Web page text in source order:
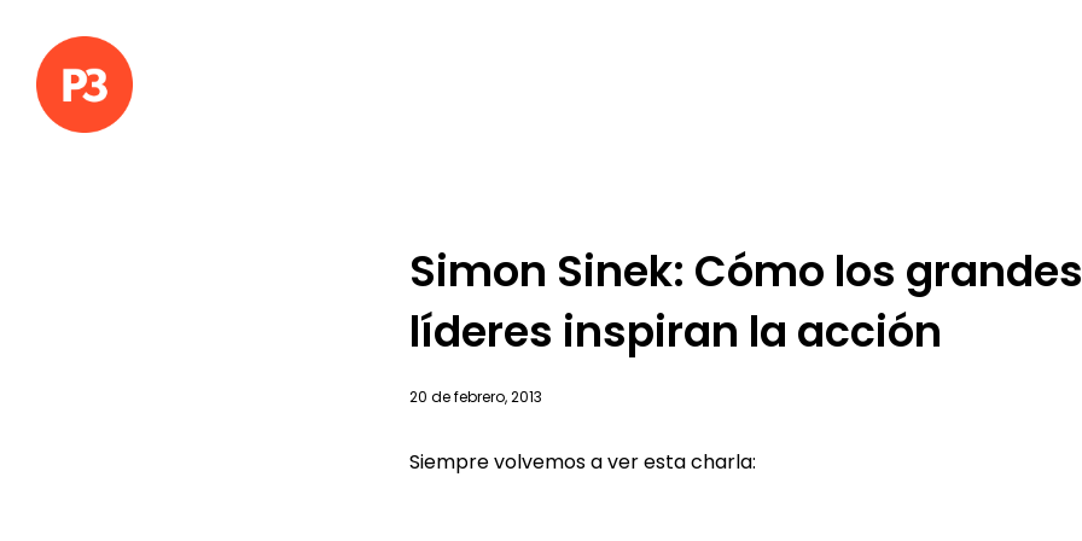
Simon Sinek: Cómo los grandes
líderes inspiran la acción
20 de febrero, 2013
Siempre volvemos a ver esta charla: